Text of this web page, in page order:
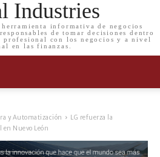
Industries
informativa de negocios
de tomar decisiones dentro
profesional con los negocios y a nivel
en las finanzas.
y Automatización
LG refuerza la
en Nuevo León